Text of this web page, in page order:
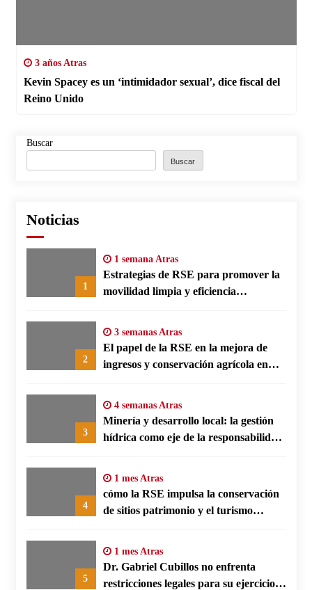
3 años Atras
Kevin Spacey es un ‘intimidador sexual’, dice fiscal del
Reino Unido
Buscar
Buscar
Noticias
1
1 semana Atras
Estrategias de RSE para promover la
movilidad limpia y eficiencia
2
3 semanas Atras
El papel de la RSE en la mejora de
ingresos y conservación agrícola en
3
4 semanas Atras
Minería y desarrollo local: la gestión
hídrica como eje de la responsabilidad
4
1 mes Atras
cómo la RSE impulsa la conservación
de sitios patrimonio y el turismo
5
1 mes Atras
Dr. Gabriel Cubillos no enfrenta
restricciones legales para su ejercicio,